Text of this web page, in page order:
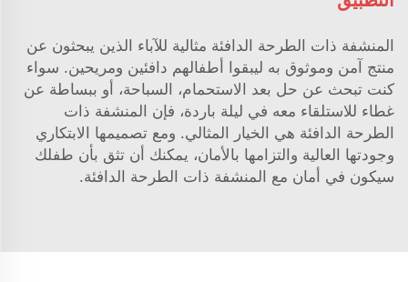
المنشفة ذات الطرحة الدافئة مثالية للآباء الذين يبحثون عن
منتج آمن وموثوق به ليبقوا أطفالهم دافئين ومريحين. سواء
كنت تبحث عن حل بعد الاستحمام، السباحة، أو ببساطة عن
غطاء للاستلقاء معه في ليلة باردة، فإن المنشفة ذات
الطرحة الدافئة هي الخيار المثالي. ومع تصميمها الابتكاري
وجودتها العالية والتزامها بالأمان، يمكنك أن تثق بأن طفلك
سيكون في أمان مع المنشفة ذات الطرحة الدافئة.